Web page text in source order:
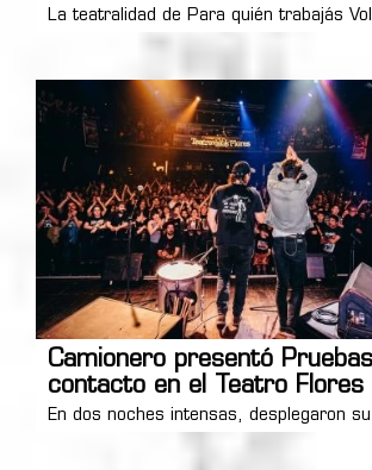
La teatralidad de Para quién trabajás
Camionero presentó
contacto en el Teatro Flores
En dos noches intensas, desplegaron